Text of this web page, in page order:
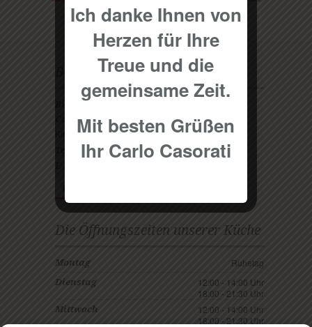
Besuchen Sie mich
Bianco & Nero
Carlo Casorati
Kirchheimer Str. 64 A
0711 / 907 54 19
Die Öffnungszeiten unserer Küche
Montag Ruhetag
Dienstag
12:00 - 14:00 Uhr
18:00 - 21:30 Uhr
Mittwoch
12:00 - 14:00 Uhr
18:00 - 21:30 Uhr
Ich danke Ihnen von
Herzen für Ihre
Treue und die
gemeinsame Zeit.
Mit besten Grüßen
Ihr Carlo Casorati